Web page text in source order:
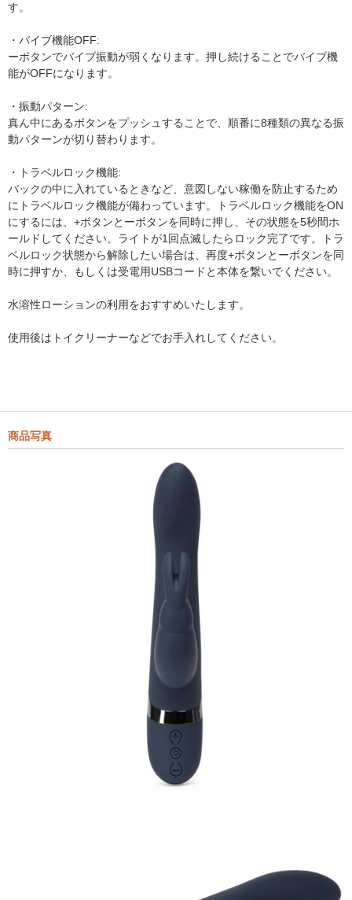
す。
・バイブ機能OFF:
ーボタンでバイブ振動が弱くなります。押し続けることでバイブ機
能がOFFになります。
・振動パターン:
真ん中にあるボタンをプッシュすることで、順番に8種類の異なる振
動パターンが切り替わります。
・トラベルロック機能:
バックの中に入れているときなど、意図しない稼働を防止するため
にトラベルロック機能が備わっています。トラベルロック機能をON
にするには、+ボタンとーボタンを同時に押し、その状態を5秒間ホ
ールドしてください。ライトが1回点滅したらロック完了です。トラ
ベルロック状態から解除したい場合は、再度+ボタンとーボタンを同
時に押すか、もしくは受電用USBコードと本体を繋いでください。
水溶性ローションの利用をおすすめいたします。
使用後はトイクリーナーなどでお手入れしてください。
商品写真